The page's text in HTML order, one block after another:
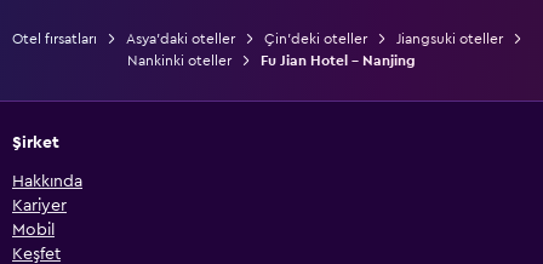
Otel fırsatları Asya'daki oteller Çin'deki oteller
Jiangsuki oteller
Nankinki oteller
Fu Jian Hotel - Nanjing
Şirket
Hakkında
Kariyer
Mobil
Keşfet